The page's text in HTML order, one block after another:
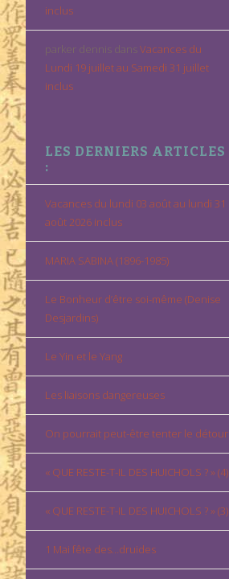
inclus
parker dennis dansVacances du
Lundi 19 juillet au Samedi 31 juillet
inclus
LES DERNIERS ARTICLES
:
Vacances du lundi 03 août au lundi 31
août 2026 inclus
MARIA SABINA (1896-1985)
Le Bonheur d’être soi-même (Denise
Desjardins)
Le Yin et le Yang
Les liaisons dangereuses
On pourrait peut-être tenter le détour
« QUE RESTE-T-IL DES HUICHOLS ? » (4)
« QUE RESTE-T-IL DES HUICHOLS ? » (3)
1 Mai fête des…druides